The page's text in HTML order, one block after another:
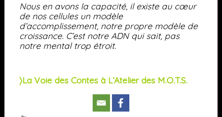
Nous en avons la capacité, il existe au cœur
de nos cellules un modèle
d’accomplissement, notre propre modèle de
croissance. C’est notre ADN qui sait, pas
notre mental trop étroit.
〉La Voie des Contes à L’Atelier des M.O.T.S.